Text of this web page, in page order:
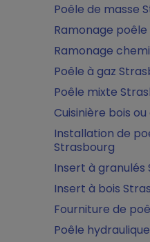
Poêle de masse
Ramonage
Ramonage
Poêle à gaz
Poêle mixte
Cuisinière bois
Installation de
Strasbourg
Insert à granulés
Insert à bois
Fourniture de
Poêle